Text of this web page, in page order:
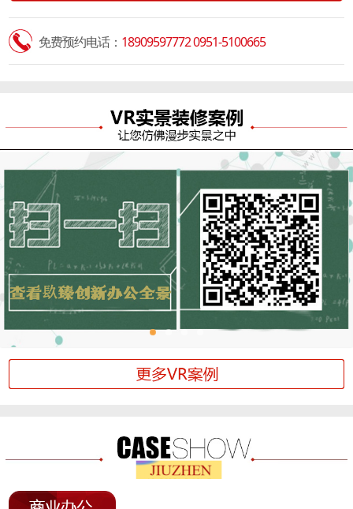
免费预约电话： 18909597772 0951-5100665